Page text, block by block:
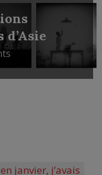
janvier, j’avais